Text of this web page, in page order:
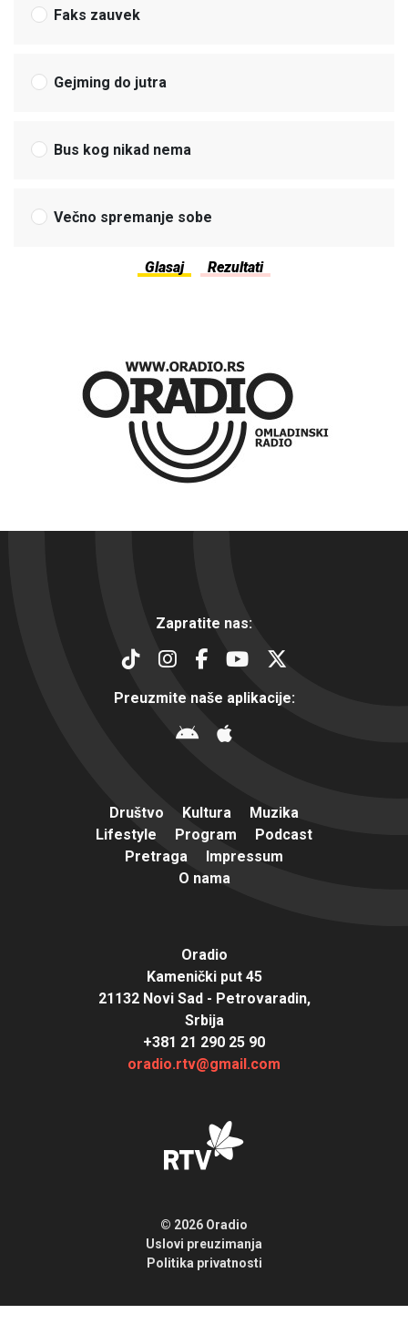
Faks zauvek
Gejming do jutra
Bus kog nikad nema
Večno spremanje sobe
Zapratite nas:
Preuzmite naše aplikacije:
Društvo Kultura
Muzika
Lifestyle
Program
Podcast
Pretraga
Impressum
O nama
Oradio
Kamenički put 45
21132 Novi Sad - Petrovaradin,
Srbija
+381 21 290 25 90
oradio.rtv@gmail.com
© 2026 Oradio
Uslovi preuzimanja
Politika privatnosti